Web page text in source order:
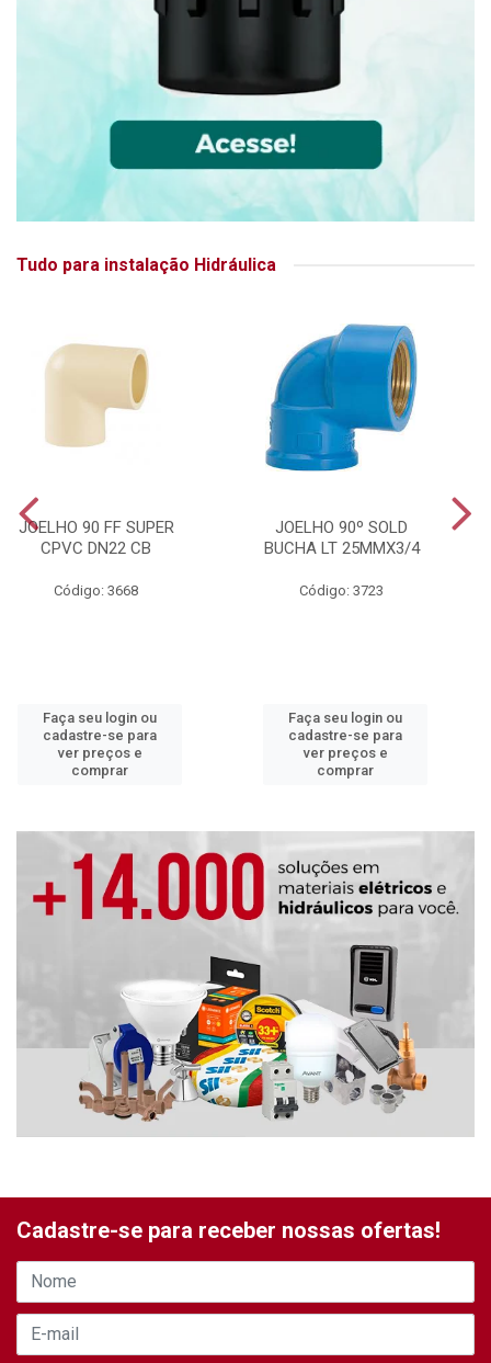
Tudo para instalação Hidráulica
JOELHO 90 FF SUPER
CPVC DN22 CB
Código: 3668
Faça seu login ou
cadastre-se para
ver preços e
comprar
JOELHO 90º SOLD
BUCHA LT 25MMX3/4
Código: 3723
Faça seu login ou
cadastre-se para
ver preços e
comprar
Cadastre-se para receber nossas ofertas!